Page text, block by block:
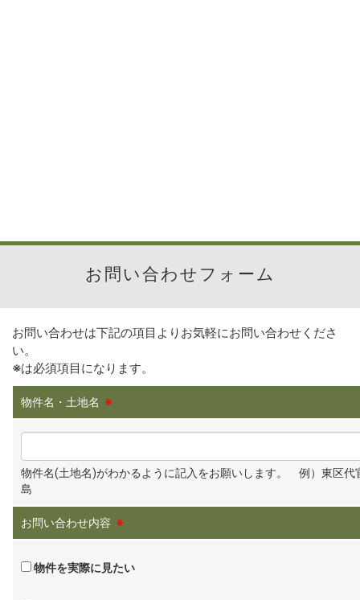
お問い合わせフォーム
お問い合わせは下記の項目よりお気軽にお問い合わせくださ
い。
※は必須項目になります。
物件名・土地名 ※
物件名(土地名)がわかるように記入をお願いします。 例）東区代
島
お問い合わせ内容 ※
物件を実際に見たい